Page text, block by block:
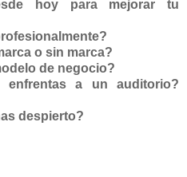
hoy para mejorar tu
o sin marca?
de negocio?
enfrentas a un auditorio?
despierto?